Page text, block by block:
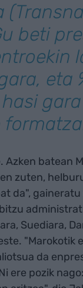
beti
eta
Azken batean
zuten,
da",
Suediara,
"Marokotik
da
ere pozik